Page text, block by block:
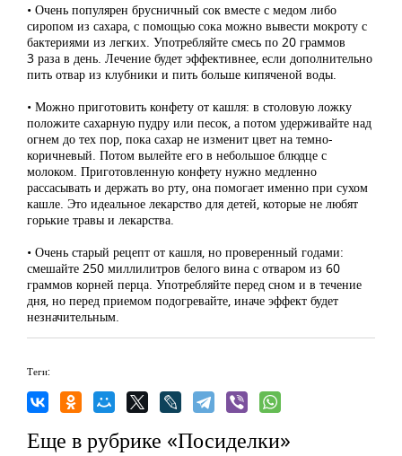
• Очень популярен брусничный сок вместе с медом либо
сиропом из сахара, с помощью сока можно вывести мокроту с
бактериями из легких. Употребляйте смесь по 20 граммов
3 раза в день. Лечение будет эффективнее, если дополнительно
пить отвар из клубники и пить больше кипяченой воды.
• Можно приготовить конфету от кашля: в столовую ложку
положите сахарную пудру или песок, а потом удерживайте над
огнем до тех пор, пока сахар не изменит цвет на темно-
коричневый. Потом вылейте его в небольшое блюдце с
молоком. Приготовленную конфету нужно медленно
рассасывать и держать во рту, она помогает именно при сухом
кашле. Это идеальное лекарство для детей, которые не любят
горькие травы и лекарства.
• Очень старый рецепт от кашля, но проверенный годами:
смешайте 250 миллилитров белого вина с отваром из 60
граммов корней перца. Употребляйте перед сном и в течение
дня, но перед приемом подогревайте, иначе эффект будет
незначительным.
Теги:
Еще в рубрике «Посиделки»